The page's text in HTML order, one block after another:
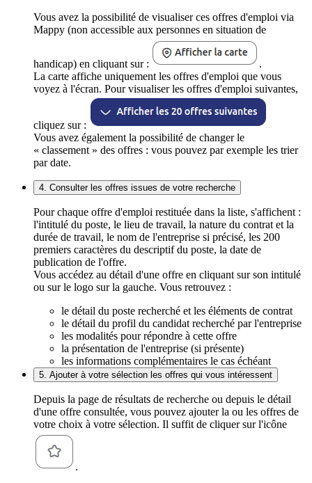
Vous avez la possibilité de visualiser ces offres d'emploi via
Mappy (non accessible aux personnes en situation de
handicap) en cliquant sur :
.
La carte affiche uniquement les offres d'emploi que vous
voyez à l'écran. Pour visualiser les offres d'emploi suivantes,
cliquez sur :
Vous avez également la possibilité de changer le
« classement » des offres : vous pouvez par exemple les trier
par date.
4. Consulter les offres issues de votre recherche
Pour chaque offre d'emploi restituée dans la liste, s'affichent :
l'intitulé du poste, le lieu de travail, la nature du contrat et la
durée de travail, le nom de l'entreprise si précisé, les 200
premiers caractères du descriptif du poste, la date de
publication de l'offre.
Vous accédez au détail d'une offre en cliquant sur son intitulé
ou sur le logo sur la gauche. Vous retrouvez :
le détail du poste recherché et les éléments de contrat
le détail du profil du candidat recherché par l'entreprise
les modalités pour répondre à cette offre
la présentation de l'entreprise (si présente)
les informations complémentaires le cas échéant
5. Ajouter à votre sélection les offres qui vous intéressent
Depuis la page de résultats de recherche ou depuis le détail
d'une offre consultée, vous pouvez ajouter la ou les offres de
votre choix à votre sélection. Il suffit de cliquer sur l'icône
.